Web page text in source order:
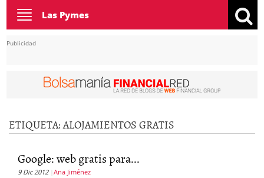
Toggle
navigation
Las Pymes
Publicidad
ETIQUETA:ALOJAMIENTOS GRATIS
Google: web gratis para...
9 Dic 2012 Ana Jiménez